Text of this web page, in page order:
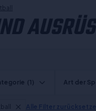
(1) Art der